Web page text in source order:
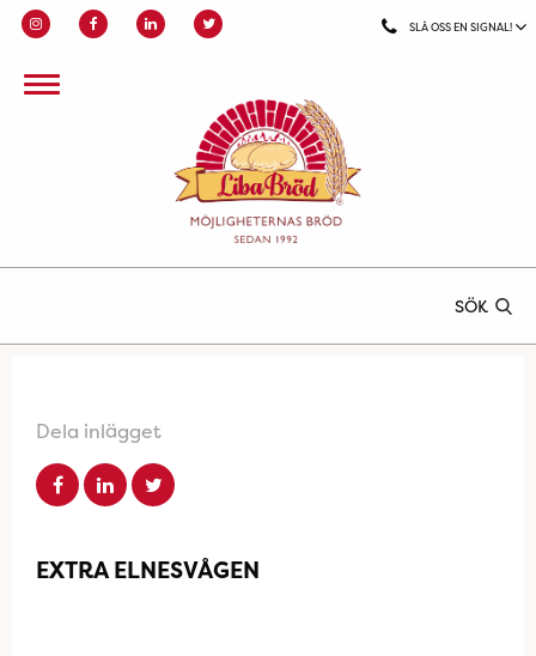
SLÅ OSS EN SIGNAL!
SÖK
Dela inlägget
EXTRA ELNESVÅGEN